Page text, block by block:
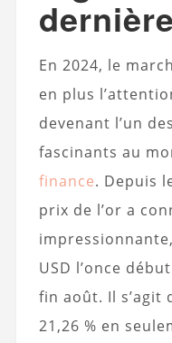
En 2024, le
en plus
devenant l’un
fascinants au
finance. Depuis
prix de l’or a
USD l’once
fin août. Il s’agit
21,26 % en